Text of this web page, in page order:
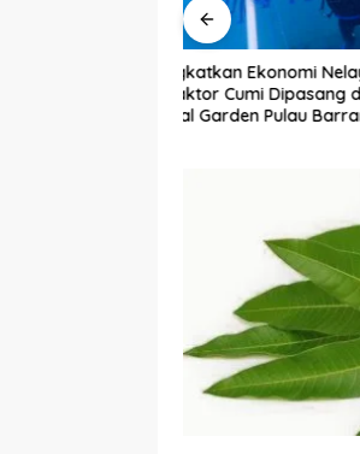
PDKT Danau Tempe :
Pendekatan Kearifan
untuk Keberlanjutan